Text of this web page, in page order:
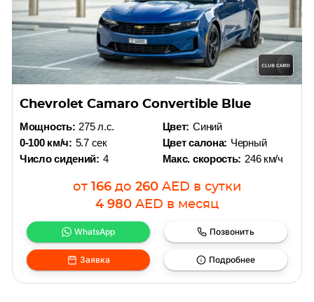
Chevrolet Camaro Convertible Blue
Мощность: 275 л.с.
0-100 км/ч: 5.7 сек
Число сидений: 4
Цвет: Синий
Цвет салона: Черный
Макс. скорость: 246 км/ч
от 166 до 260 AED в сутки
4 980 AED в месяц
WhatsApp Позвонить
Заявка Подробнее